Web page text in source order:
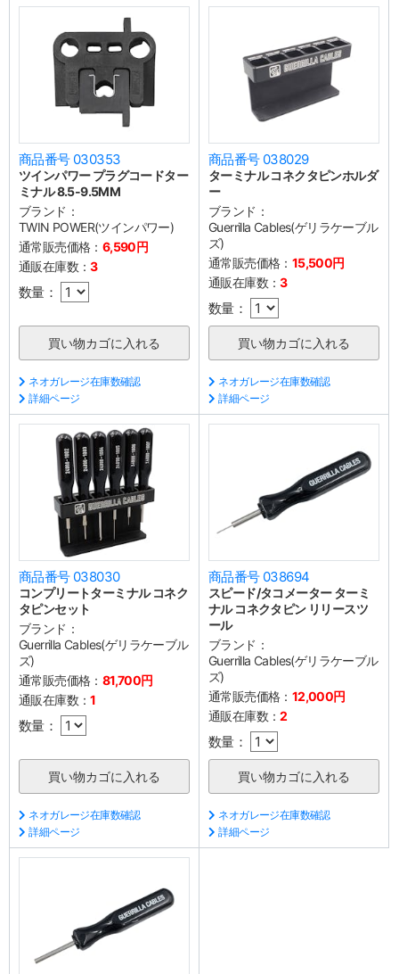
商品番号 030353
ツインパワー プラグコードター
ミナル 8.5-9.5MM
ブランド：
TWIN POWER(ツインパワー)
通常販売価格： 6,590円
通販在庫数：3
数量：
ネオガレージ在庫数確認
詳細ページ
商品番号 038029
ターミナル コネクタピンホルダ
ー
ブランド：
Guerrilla Cables(ゲリラケーブル
ズ)
通常販売価格： 15,500円
通販在庫数：3
数量：
ネオガレージ在庫数確認
詳細ページ
商品番号 038030
コンプリートターミナル コネク
タピンセット
ブランド：
Guerrilla Cables(ゲリラケーブル
ズ)
通常販売価格： 81,700円
通販在庫数：1
数量：
ネオガレージ在庫数確認
詳細ページ
商品番号 038694
スピード/タコメーター ターミ
ナル コネクタピン リリースツ
ール
ブランド：
Guerrilla Cables(ゲリラケーブル
ズ)
通常販売価格： 12,000円
通販在庫数：2
数量：
ネオガレージ在庫数確認
詳細ページ